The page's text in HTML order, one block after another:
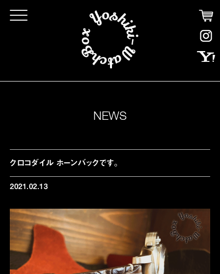
Click
NEWS
クロコダイル ホーンバックです。
2021.02.13